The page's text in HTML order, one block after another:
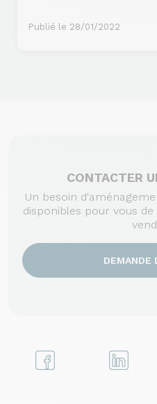
Publié le 28/01/2022
CONTACTER
Un besoin
disponibles pour vous
DEMANDE